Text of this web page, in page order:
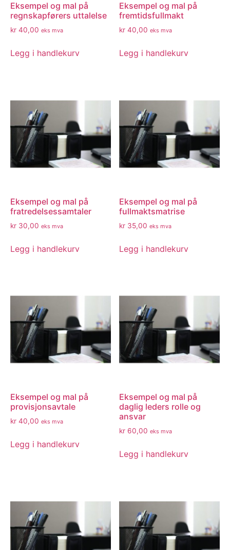
Eksempel og mal på
regnskapførers uttalelse
kr 40,00 eks mva
Legg i handlekurv
Eksempel og mal på
fremtidsfullmakt
kr 40,00 eks mva
Legg i handlekurv
Eksempel og mal på
fratredelsessamtaler
kr 30,00 eks mva
Legg i handlekurv
Eksempel og mal på
fullmaktsmatrise
kr 35,00 eks mva
Legg i handlekurv
Eksempel og mal på
provisjonsavtale
kr 40,00 eks mva
Legg i handlekurv
Eksempel og mal på
daglig leders rolle og
ansvar
kr 60,00 eks mva
Legg i handlekurv